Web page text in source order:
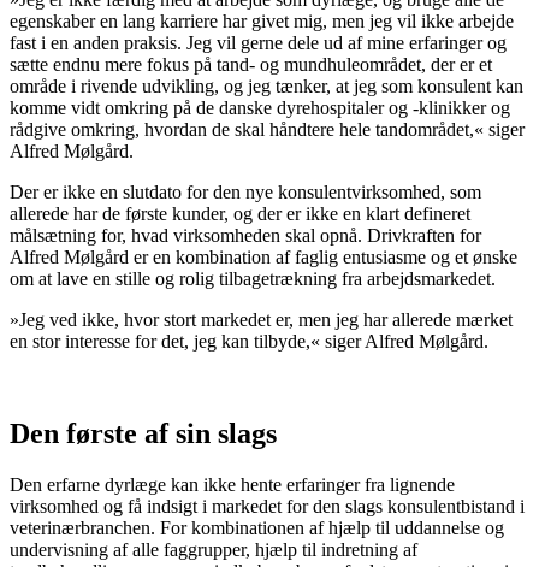
egenskaber en lang karriere har givet mig, men jeg vil ikke arbejde
fast i en anden praksis. Jeg vil gerne dele ud af mine erfaringer og
sætte endnu mere fokus på tand- og mundhuleområdet, der er et
område i rivende udvikling, og jeg tænker, at jeg som konsulent kan
komme vidt omkring på de danske dyrehospitaler og -klinikker og
rådgive omkring, hvordan de skal håndtere hele tandområdet,« siger
Alfred Mølgård.
Der er ikke en slutdato for den nye konsulentvirksomhed, som
allerede har de første kunder, og der er ikke en klart defineret
målsætning for, hvad virksomheden skal opnå. Drivkraften for
Alfred Mølgård er en kombination af faglig entusiasme og et ønske
om at lave en stille og rolig tilbagetrækning fra arbejdsmarkedet.
»Jeg ved ikke, hvor stort markedet er, men jeg har allerede mærket
en stor interesse for det, jeg kan tilbyde,« siger Alfred Mølgård.
Den første af sin slags
Den erfarne dyrlæge kan ikke hente erfaringer fra lignende
virksomhed og få indsigt i markedet for den slags konsulentbistand i
veterinærbranchen. For kombinationen af hjælp til uddannelse og
undervisning af alle faggrupper, hjælp til indretning af